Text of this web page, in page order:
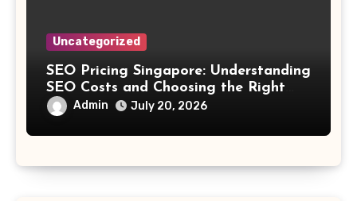
Uncategorized
SEO Pricing Singapore: Understanding
SEO Costs and Choosing the Right
Investment
Admin July 20, 2026